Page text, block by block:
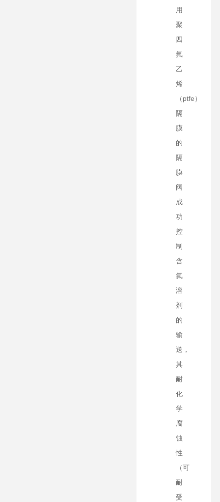
用
聚
四
氟
乙
烯
（ptfe）
隔
膜
的
隔
膜
阀
成
功
控
制
含
氟
溶
剂
的
输
送，
其
耐
化
学
腐
蚀
性
（可
耐
受